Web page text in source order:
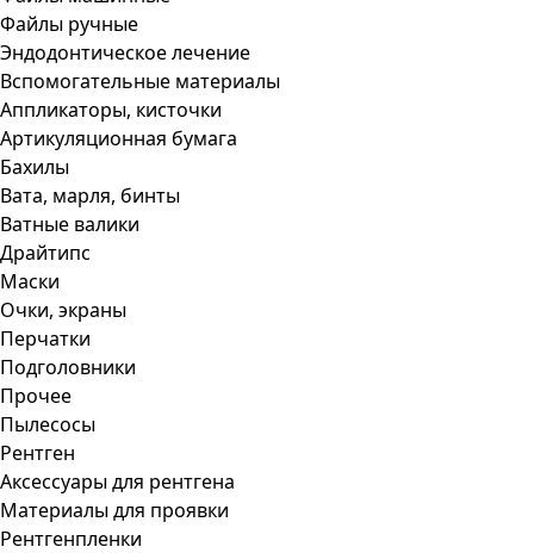
Файлы ручные
Эндодонтическое лечение
Вспомогательные материалы
Аппликаторы, кисточки
Артикуляционная бумага
Бахилы
Вата, марля, бинты
Ватные валики
Драйтипс
Маски
Очки, экраны
Перчатки
Подголовники
Прочее
Пылесосы
Рентген
Аксессуары для рентгена
Материалы для проявки
Рентгенпленки